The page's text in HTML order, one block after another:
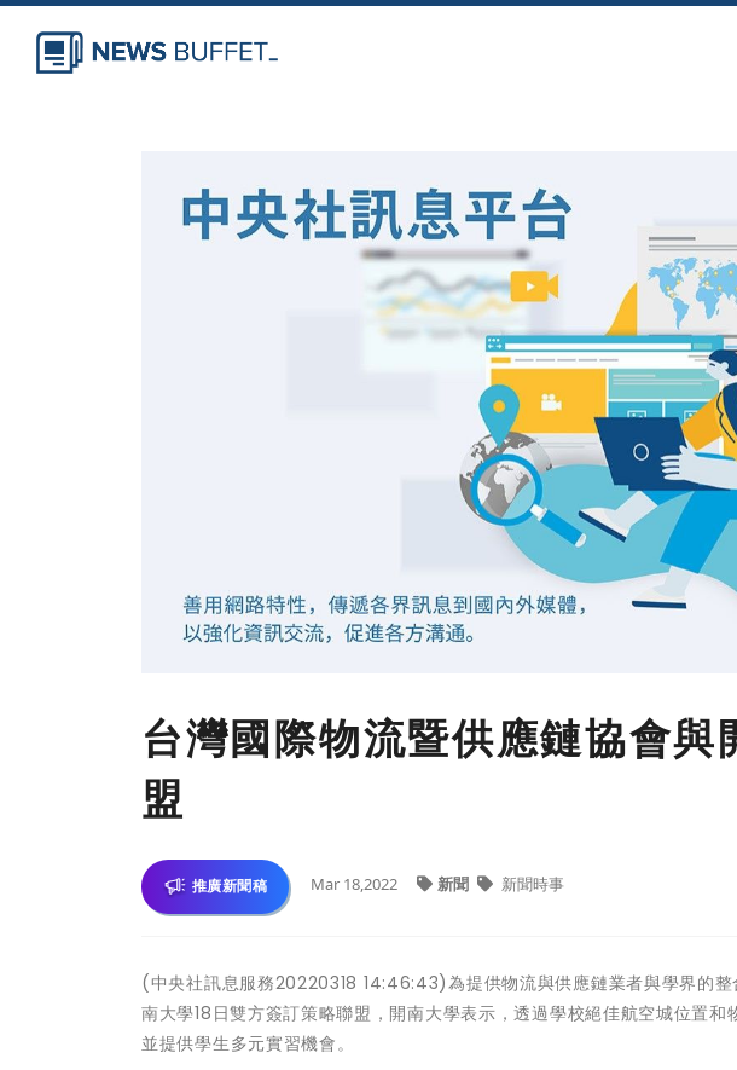
台灣國際物流暨供應鏈協會
盟
推廣新聞稿 Mar 18,2022 新聞 新聞時事
(中央社訊息服務20220318 14:46:43)為提供物流與供應鏈業者與學界的
南大學18日雙方簽訂策略聯盟，開南大學表示，透過學校絕佳航空城位置和
並提供學生多元實習機會。